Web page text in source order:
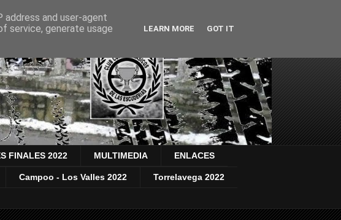
FINALES 2022 MULTIMEDIA ENLACES
Campoo - Los Valles 2022 Torrelavega 2022
and user-agent
service, generate usage
LEARN MORE GOT IT